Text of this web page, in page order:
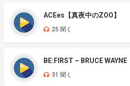
ACEes【真夜中のZOO】
25 聞く
BE:FIRST – BRUCE WAYNE
31 聞く